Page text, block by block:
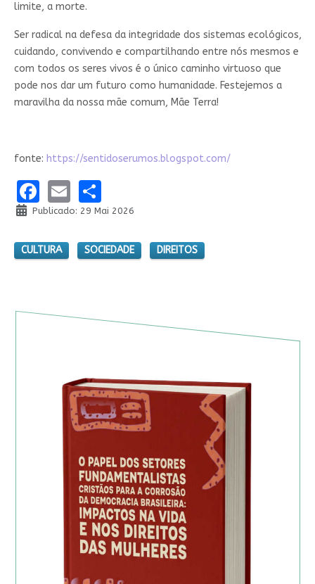
limite, a morte.
Ser radical na defesa da integridade dos sistemas ecológicos,
cuidando, convivendo e compartilhando entre nós mesmos e
com todos os seres vivos é o único caminho virtuoso que
pode nos dar um futuro como humanidade. Festejemos a
maravilha da nossa mãe comum, Mãe Terra!
fonte: https://sentidoserumos.blogspot.com/
Facebook
EmailShare
Publicado: 29 Mai 2026
CULTURA SOCIEDADE DIREITOS